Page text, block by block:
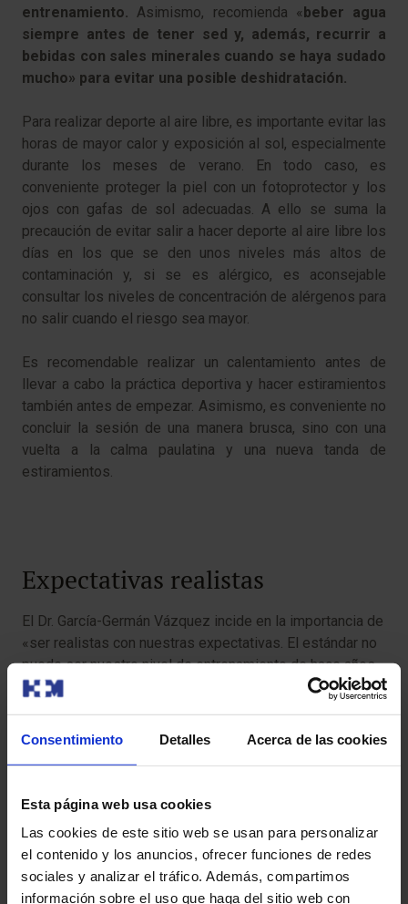
Consentimiento Detalles Acerca de las cookies
Esta página web usa cookies
Las cookies de este sitio web se usan para personalizar
el contenido y los anuncios, ofrecer funciones de redes
sociales y analizar el tráfico. Además, compartimos
información sobre el uso que haga del sitio web con
entrenamiento. Asimismo, recomienda «beber agua
siempre antes de tener sed y, además, recurrir a
bebidas con sales minerales cuando se haya sudado
mucho» para evitar una posible deshidratación.
Para realizar deporte al aire libre, es importante evitar las
horas de mayor calor y exposición al sol, especialmente
durante los meses de verano. En todo caso, es
conveniente proteger la piel con un fotoprotector y los
ojos con gafas de sol adecuadas. A ello se suma la
precaución de evitar salir a hacer deporte al aire libre los
días en los que se den unos niveles más altos de
contaminación y, si se es alérgico, es aconsejable
consultar los niveles de concentración de alérgenos para
no salir cuando el riesgo sea mayor.
Es recomendable realizar un calentamiento antes de
llevar a cabo la práctica deportiva y hacer estiramientos
también antes de empezar. Asimismo, es conveniente no
concluir la sesión de una manera brusca, sino con una
vuelta a la calma paulatina y una nueva tanda de
estiramientos.
Expectativas realistas
El Dr. García-Germán Vázquez incide en la importancia de
«ser realistas con nuestras expectativas. El estándar no
puede ser nuestro nivel de entrenamiento de hace años
e intentar llegar a él desde cero». Así, alude a aquellas
más suaves y aeróbicas, como caminar, nadar o montar
en bicicleta. Además, es aconsejable someterse a un
reconocimiento médico previo para comprobar que se
está en condiciones de realizar la actividad que se
pretende.